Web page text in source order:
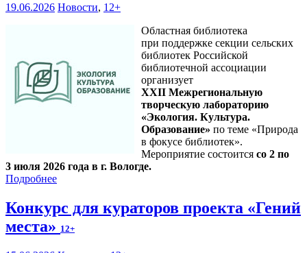
19.06.2026 Новости, 12+
Областная библиотека
при поддержке секции сельских
библиотек Российской
библиотечной ассоциации
организует
XXII Межрегиональную
творческую лабораторию
«Экология. Культура.
Образование» по теме «Природа
в фокусе библиотек».
Мероприятие состоится со 2 по
3 июля 2026 года в г. Вологде.
Подробнее
Конкурс для кураторов проекта «Гений
места» 12+